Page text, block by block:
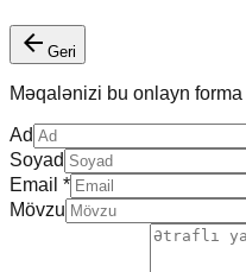
arrow_back Geri
Məqalənizi bu onlayn
Ad
Soyad
Email *
Mövzu